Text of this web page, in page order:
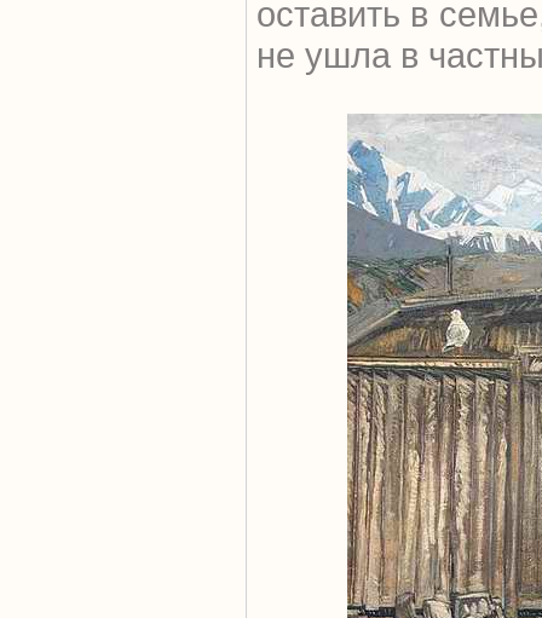
оставить в
не ушла в